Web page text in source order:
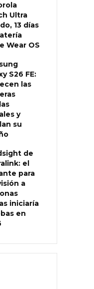
Ultra
13 días
Wear OS
S26 FE:
las
y
su
de
el
para
a
iniciaría
en